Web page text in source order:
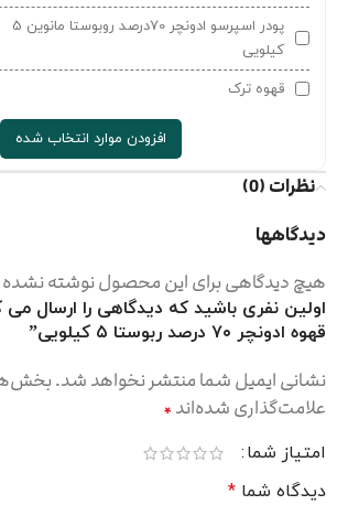
پودر اسپرسو ادونچر 70درصد روبوستا مانوین 5
کیلویی
قهوه ترک
افزودن موارد انتخاب شده
نظرات (0)
دیدگاهها
هیچ دیدگاهی برای این محصول نوشته
اولین نفری باشید که دیدگاهی را ارسال می
قهوه‌ ادونچر‌ ۷۰ درصد‌ ربوستا‌ ۵ کیلویی”
نشانی ایمیل شما منتشر نخواهد شد.
علامت‌گذاری شده‌اند *
امتیاز شما
دیدگاه شما *
بستن اعلان ×
از کرج